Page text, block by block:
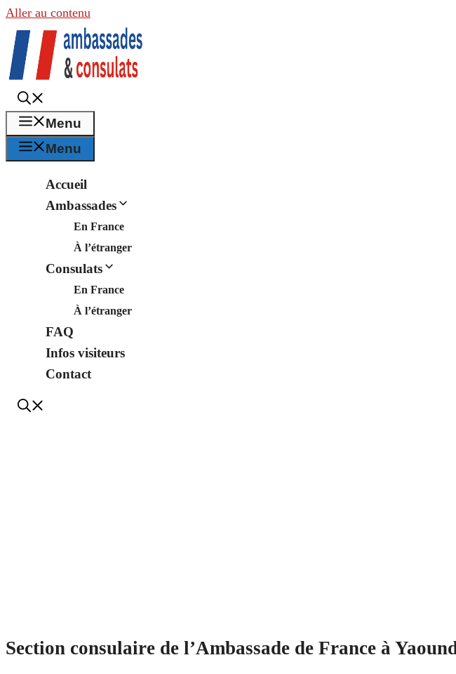
Aller au contenu
Menu
Menu
Accueil
Ambassades
En France
À l’étranger
Consulats
En France
À l’étranger
FAQ
Infos visiteurs
Contact
Section consulaire de l’Ambassade de France à